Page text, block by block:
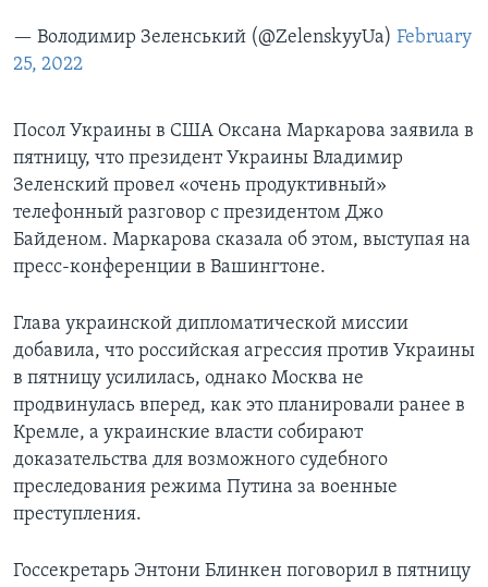
— Володимир Зеленський (@ZelenskyyUa) February
25, 2022
Посол Украины в США Оксана Маркарова заявила в
пятницу, что президент Украины Владимир
Зеленский провел «очень продуктивный»
телефонный разговор с президентом Джо
Байденом. Маркарова сказала об этом, выступая на
пресс-конференции в Вашингтоне.
Глава украинской дипломатической миссии
добавила, что российская агрессия против Украины
в пятницу усилилась, однако Москва не
продвинулась вперед, как это планировали ранее в
Кремле, а украинские власти собирают
доказательства для возможного судебного
преследования режима Путина за военные
преступления.
Госсекретарь Энтони Блинкен поговорил в пятницу